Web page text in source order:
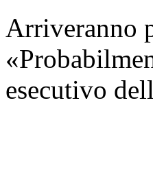
Arriveranno
esecutivo